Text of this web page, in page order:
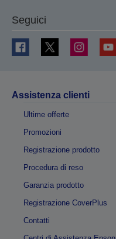
Seguici
Assistenza clienti
Ultime offerte
Promozioni
Registrazione prodotto
Procedura di reso
Garanzia prodotto
Registrazione CoverPlus
Contatti